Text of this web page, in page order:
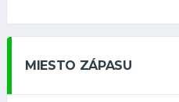
MIESTO ZÁPASU